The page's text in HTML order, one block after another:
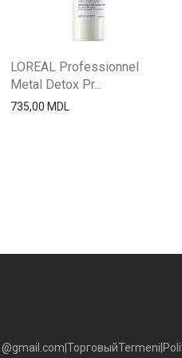
LOREAL Professionnel
Metal Detox Pr...
735,00 MDL
ТорговыйTermeni